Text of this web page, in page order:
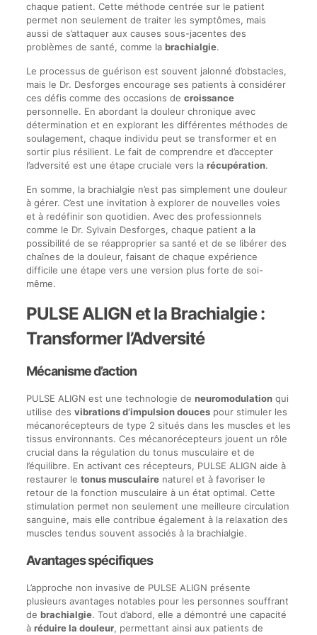
chaque patient. Cette méthode centrée sur le patient
permet non seulement de traiter les symptômes, mais
aussi de s’attaquer aux causes sous-jacentes des
problèmes de santé, comme la brachialgie.
Le processus de guérison est souvent jalonné d’obstacles,
mais le Dr. Desforges encourage ses patients à considérer
ces défis comme des occasions de croissance
personnelle. En abordant la douleur chronique avec
détermination et en explorant les différentes méthodes de
soulagement, chaque individu peut se transformer et en
sortir plus résilient. Le fait de comprendre et d’accepter
l’adversité est une étape cruciale vers la récupération.
En somme, la brachialgie n’est pas simplement une douleur
à gérer. C’est une invitation à explorer de nouvelles voies
et à redéfinir son quotidien. Avec des professionnels
comme le Dr. Sylvain Desforges, chaque patient a la
possibilité de se réapproprier sa santé et de se libérer des
chaînes de la douleur, faisant de chaque expérience
difficile une étape vers une version plus forte de soi-
même.
PULSE ALIGN et la Brachialgie :
Transformer l’Adversité
Mécanisme d’action
PULSE ALIGN est une technologie de neuromodulationqui
utilise des vibrations d’impulsion doucespour stimuler les
mécanorécepteurs de type 2 situés dans les muscles et les
tissus environnants. Ces mécanorécepteurs jouent un rôle
crucial dans la régulation du tonus musculaire et de
l’équilibre. En activant ces récepteurs, PULSE ALIGN aide à
restaurer le tonus musculairenaturel et à favoriser le
retour de la fonction musculaire à un état optimal. Cette
stimulation permet non seulement une meilleure circulation
sanguine, mais elle contribue également à la relaxation des
muscles tendus souvent associés à la brachialgie.
Avantages spécifiques
L’approche non invasive de PULSE ALIGN présente
plusieurs avantages notables pour les personnes souffrant
de brachialgie. Tout d’abord, elle a démontré une capacité
à réduire la douleur, permettant ainsi aux patients de